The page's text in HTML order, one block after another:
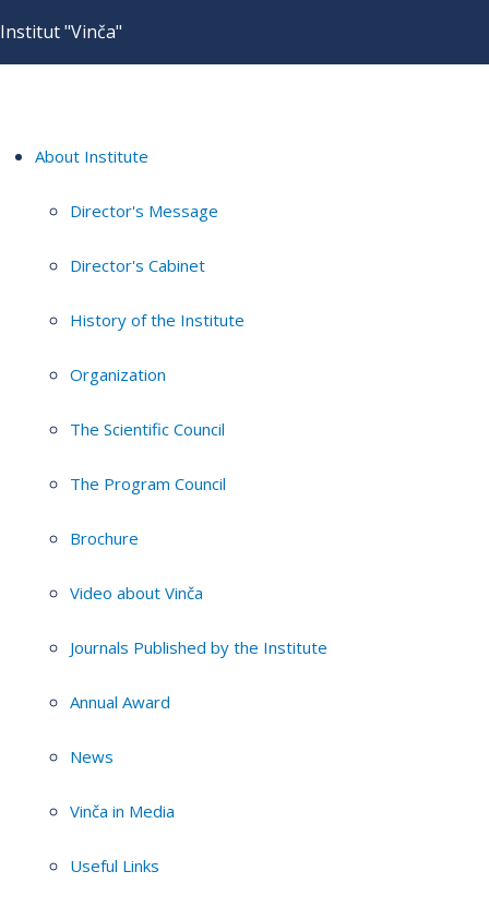
Institut "Vinča"
About Institute
Director's Message
Director's Cabinet
History of the Institute
Organization
The Scientific Council
The Program Council
Brochure
Video about Vinča
Journals Published by the Institute
Annual Award
News
Vinča in Media
Useful Links